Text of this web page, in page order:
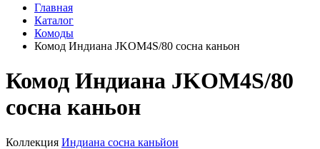
Главная
Каталог
Комоды
Комод Индиана JKOM4S/80 сосна каньон
Комод Индиана JKOM4S/80
сосна каньон
Коллекция Индиана сосна каньйон